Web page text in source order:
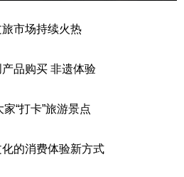
市场持续火热
品购买 非遗体验
“打卡”旅游景点
的消费体验新方式